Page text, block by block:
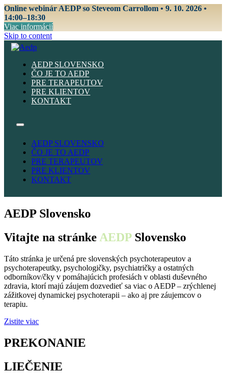
Online webinár AEDP so Steveom Carrollom • 9. 10. 2026 •
14:00–18:30
Viac informácií
Skip to content
AEDP SLOVENSKO
ČO JE TO AEDP
PRE TERAPEUTOV
PRE KLIENTOV
KONTAKT
AEDP SLOVENSKO
ČO JE TO AEDP
PRE TERAPEUTOV
PRE KLIENTOV
KONTAKT
AEDP Slovensko
Vitajte na stránke AEDP Slovensko
Táto stránka je určená pre slovenských psychoterapeutov a
psychoterapeutky, psychologičky, psychiatričky a ostatných
odborníkov/čky v pomáhajúcich profesiách v oblasti duševného
zdravia, ktorí majú záujem dozvedieť sa viac o AEDP – zrýchlenej
zážitkovej dynamickej psychoterapii – ako aj pre záujemcov o
terapiu.
Zistite viac
PREKONANIE
LIEČENIE